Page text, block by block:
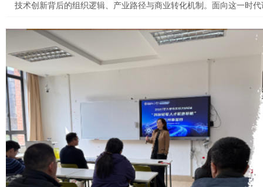
技术创新背后的组织逻辑、产业路径与商业转化机制。面向这一时
深度融合。